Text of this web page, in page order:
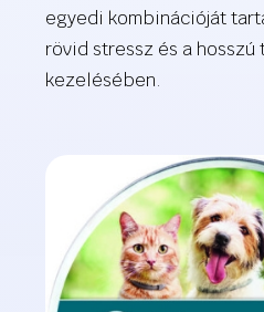
egyedi kombinációját
rövid stressz és a hosszú
kezelésében.